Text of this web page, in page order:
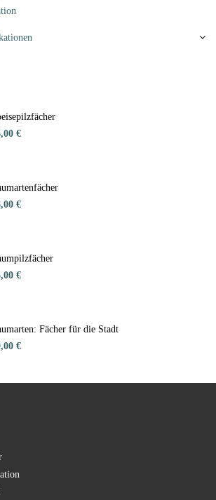
€
€
€
Fächer für die Stadt
€